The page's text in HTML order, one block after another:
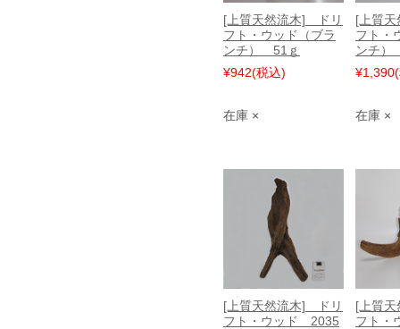
[上質天然流木] ドリ
フト・ウッド（ブラ
ンチ） 51ｇ
¥942(税込)
在庫 ×
[上質
フト・
ンチ
¥1,390
在庫 ×
[上質天然流木] ドリ
フト・ウッド 2035
[上質
フト・